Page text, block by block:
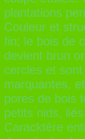
plantations
Couleur et
fin; le bois de
devient brun
cercles et
marquantes,
pores de bois
petits nids,
Caracktère